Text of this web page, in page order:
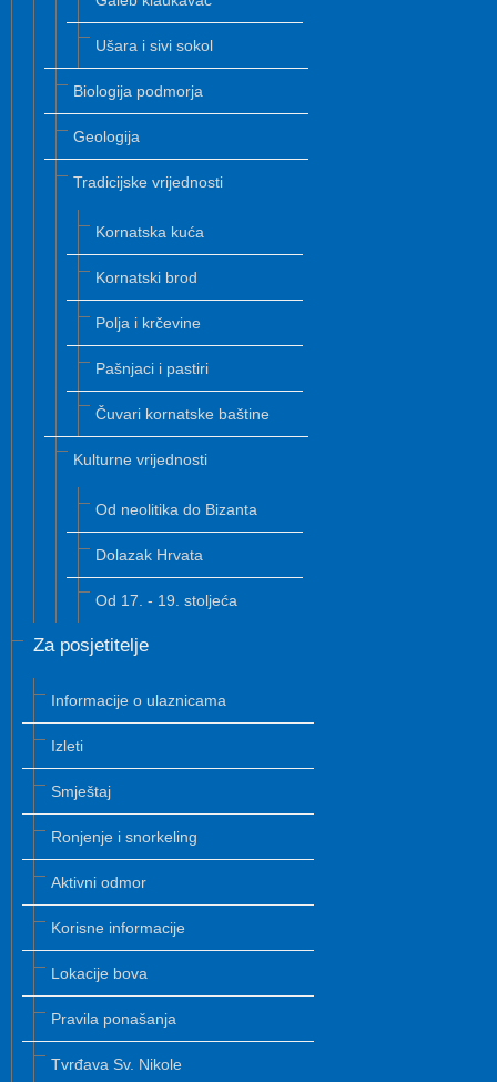
Ušara i sivi sokol
Biologija podmorja
Geologija
Tradicijske vrijednosti
Kornatska kuća
Kornatski brod
Polja i krčevine
Pašnjaci i pastiri
Čuvari kornatske baštine
Kulturne vrijednosti
Od neolitika do Bizanta
Dolazak Hrvata
Od 17. - 19. stoljeća
Za posjetitelje
Informacije o ulaznicama
Izleti
Smještaj
Ronjenje i snorkeling
Aktivni odmor
Korisne informacije
Lokacije bova
Pravila ponašanja
Tvrđava Sv. Nikole